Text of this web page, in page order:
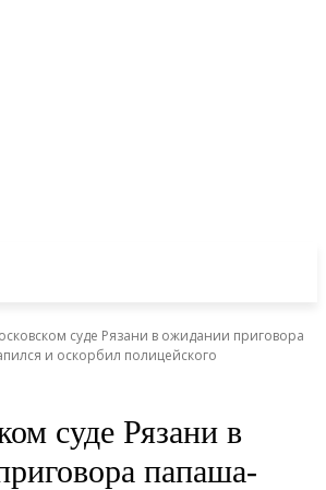
суде Рязани в ожидании приговора
и оскорбил полицейского
суде Рязани в
папаша-